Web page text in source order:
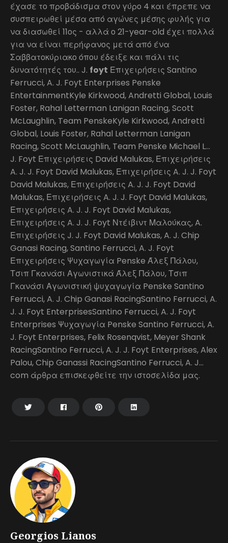
Georgios Lianos
έχασε το προβάδισμα στον γύρο 4 και έπρεπε να
συσπειρωθεί μέσα από αγώνες μέσης φυλής για
να διασωθεί 11ος - αλλά ο 21-year-old έχει πολλά
για να είναι περήφανος μετά από ένα
Σαββατοκύριακο όπου έδειξε και πάλι τις
δυνατότητές του.. J. foyt Επιχειρήσεις Santino
Ferrucci, A. J. Foyt Enterprises Penske
EntertainmentKyle Kirkwood, Andretti Global, Louis
Foster, Rahal Letterman Lanigan Racing, Scott
McLaughlin, Team PenskeKyle Kirkwood, Andretti
Global, Louis Foster, Rahal Letterman Lanigan
Racing, Scott McLaughlin, Team Penske Michael L…
J. Foyt Επιχειρήσεις David Malukas, Επιχειρήσεις
A. J. J. Foyt David Malukas, Επιχειρήσεις A. J. J. Foyt
David Malukas, Επιχειρήσεις A. J. J. Foyt David
Malukas, Επιχειρήσεις A. J. J. Foyt David Malukas,
Επιχειρήσεις A. J. J. Foyt David Malukas,
Επιχειρήσεις A. J. J. Foyt Ντέιβιντ Μαλούκας, A.
Επιχειρήσεις J. J. Foyt David Malukas, A. J. Chip
Ganasi Racing, Santino Ferrucci, A. J. Foyt
Επιχειρήσεις Ψυχαγωγία Penske Άλεξ Πάλου,
Τσιπ Γκανάσι Αγωνιστικά Άλεξ Πάλου, Τσιπ
Γκανάσι Αγωνιστική ψυχαγωγία Penske Santino
Ferrucci, A. J. Chip Ganasi RacingSantino Ferrucci, A.
J. J. Foyt EnterprisesSantino Ferrucci, A. J. Foyt
Enterprises Ψυχαγωγία Penske Santino Ferrucci, A.
J. Foyt Enterprises, Felix Rosenqvist, Meyer Shank
RacingSantino Ferrucci, A. J. J. Foyt Enterprises, Alex
Palou, Chip Ganassi RacingSantino Ferrucci, A. J…
com άρθρα επισκεφθείτε την ιστοσελίδα μας.